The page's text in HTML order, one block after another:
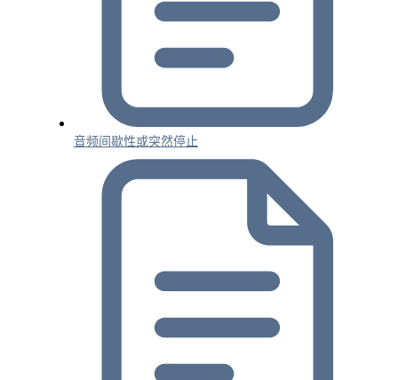
音频间歇性或突然停止